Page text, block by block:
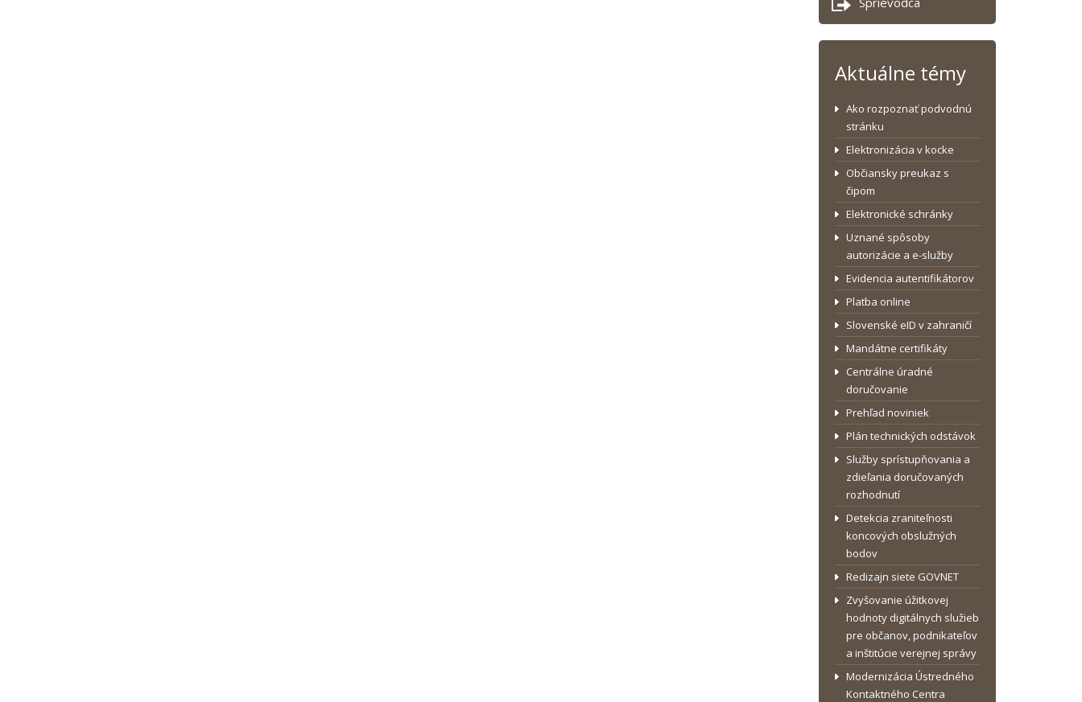
Aktuálne témy
Ako rozpoznať podvodnú
stránku
Elektronizácia v kocke
Občiansky preukaz s
čipom
Elektronické schránky
Uznané spôsoby
autorizácie a e-služby
Evidencia autentifikátorov
Platba online
Slovenské eID v zahraničí
Mandátne certifikáty
Centrálne úradné
doručovanie
Prehľad noviniek
Plán technických odstávok
Služby sprístupňovania a
zdieľania doručovaných
rozhodnutí
Detekcia zraniteľnosti
koncových obslužných
bodov
Redizajn siete GOVNET
Zvyšovanie úžitkovej
hodnoty digitálnych služieb
pre občanov, podnikateľov
a inštitúcie verejnej správy
Modernizácia Ústredného
Kontaktného Centra